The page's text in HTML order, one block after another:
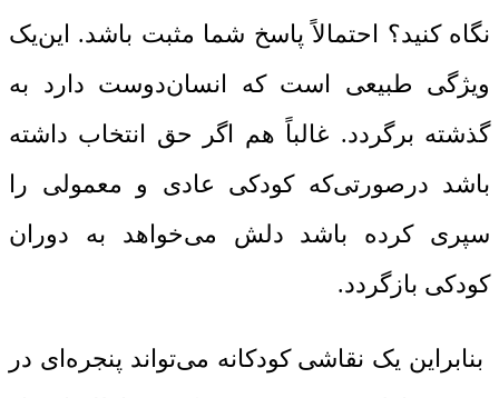
نگاه کنید؟ احتمالاً پاسخ شما مثبت باشد. این‌یک
ویژگی طبیعی است که انسان‌دوست دارد به
گذشته برگردد. غالباً هم اگر حق انتخاب داشته
باشد درصورتی‌که کودکی عادی و معمولی را
سپری کرده باشد دلش می‌خواهد به دوران
کودکی بازگردد.
بنابراین یک نقاشی کودکانه می‌تواند پنجره‌ای در